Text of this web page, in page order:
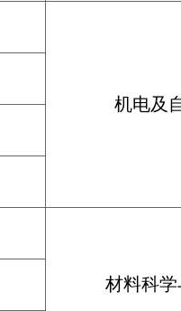
机电及
材料科